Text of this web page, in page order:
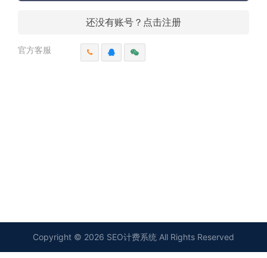
还没有账号？点击注册
官方客服
Copyright © 2026 SEO计费系统 All Rights Reserved